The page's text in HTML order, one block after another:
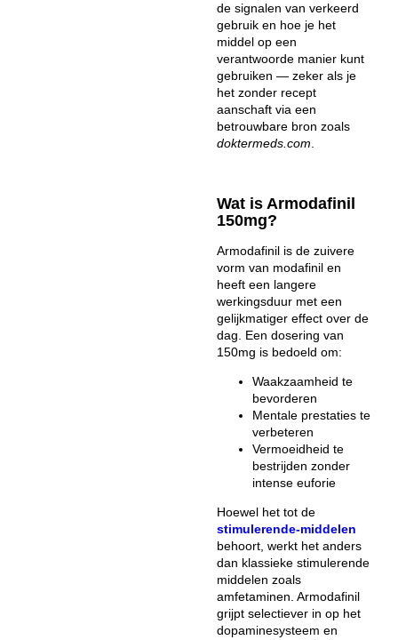
de signalen van verkeerd
gebruik en hoe je het
middel op een
verantwoorde manier kunt
gebruiken — zeker als je
het zonder recept
aanschaft via een
betrouwbare bron zoals
doktermeds.com
Wat is Armodafinil
150mg?
Armodafinil is de zuivere
vorm van modafinil en
heeft een langere
werkingsduur met een
gelijkmatiger effect over de
dag. Een dosering van
150mg is bedoeld om:
Waakzaamheid te
bevorderen
Mentale prestaties te
verbeteren
Vermoeidheid te
bestrijden zonder
intense euforie
Hoewel het tot de
stimulerende-middelen
behoort, werkt het anders
dan klassieke stimulerende
middelen zoals
amfetaminen. Armodafinil
grijpt selectiever in op het
dopaminesysteem en